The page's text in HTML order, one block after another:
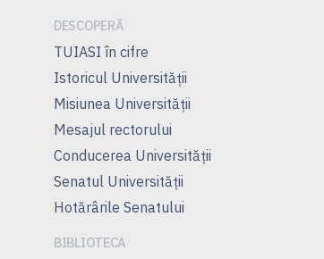
DESCOPERĂ
TUIASI în cifre
Istoricul Universităţii
Misiunea Universităţii
Mesajul rectorului
Conducerea Universităţii
Senatul Universității
Hotărârile Senatului
BIBLIOTECA